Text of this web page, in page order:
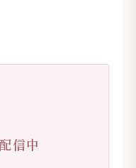
信中